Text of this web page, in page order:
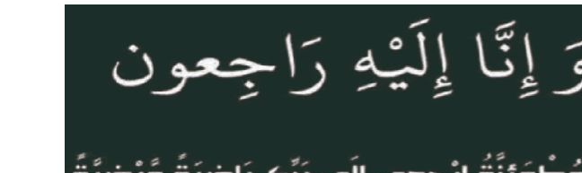
الأصناف
27 JUILLET 2026